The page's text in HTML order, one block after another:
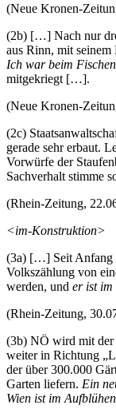
(Neue Kronen-
(2b) […] Nach nur
aus Rinn, mit
Ich war beim Fischen
mitgekriegt […].
(Neue Kronen-
(2c)
gerade sehr erbaut.
Vorwürfe der
Sachverhalt stimme
(Rhein-Zeitung,
<im-Konstruktion>
(3a) […] Seit Anfang
Volkszählung von
werden, und er ist im
(Rhein-Zeitung,
(3b) NÖ wird mit der
weiter in Richtung
der über 300.000
Garten liefern. Ein
Wien ist im Aufblühen